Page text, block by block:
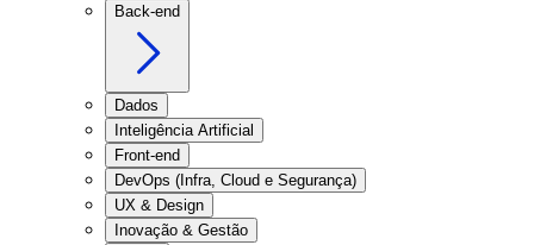
Back-end
Dados
Inteligência Artificial
Front-end
DevOps (Infra, Cloud e Segurança)
UX & Design
Inovação & Gestão